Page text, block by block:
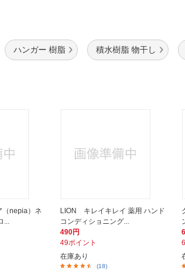
ハンガー 樹脂 積水樹脂 物干し
nepia）ネ
...
LION キレイキレイ 薬用 ハンド
コンディショニング...
490円
49ポイント
在庫あり
(18)